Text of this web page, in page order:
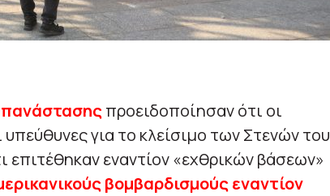
προειδοποίησαν ότι οι
υπεύθυνες για το κλείσιμο των Στενών του
εναντίον «εχθρικών βάσεων»
βομβαρδισμούς εναντίον